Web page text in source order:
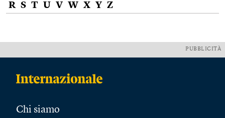
R S T U V W X Y Z
PUBBLICITÀ
Chi siamo